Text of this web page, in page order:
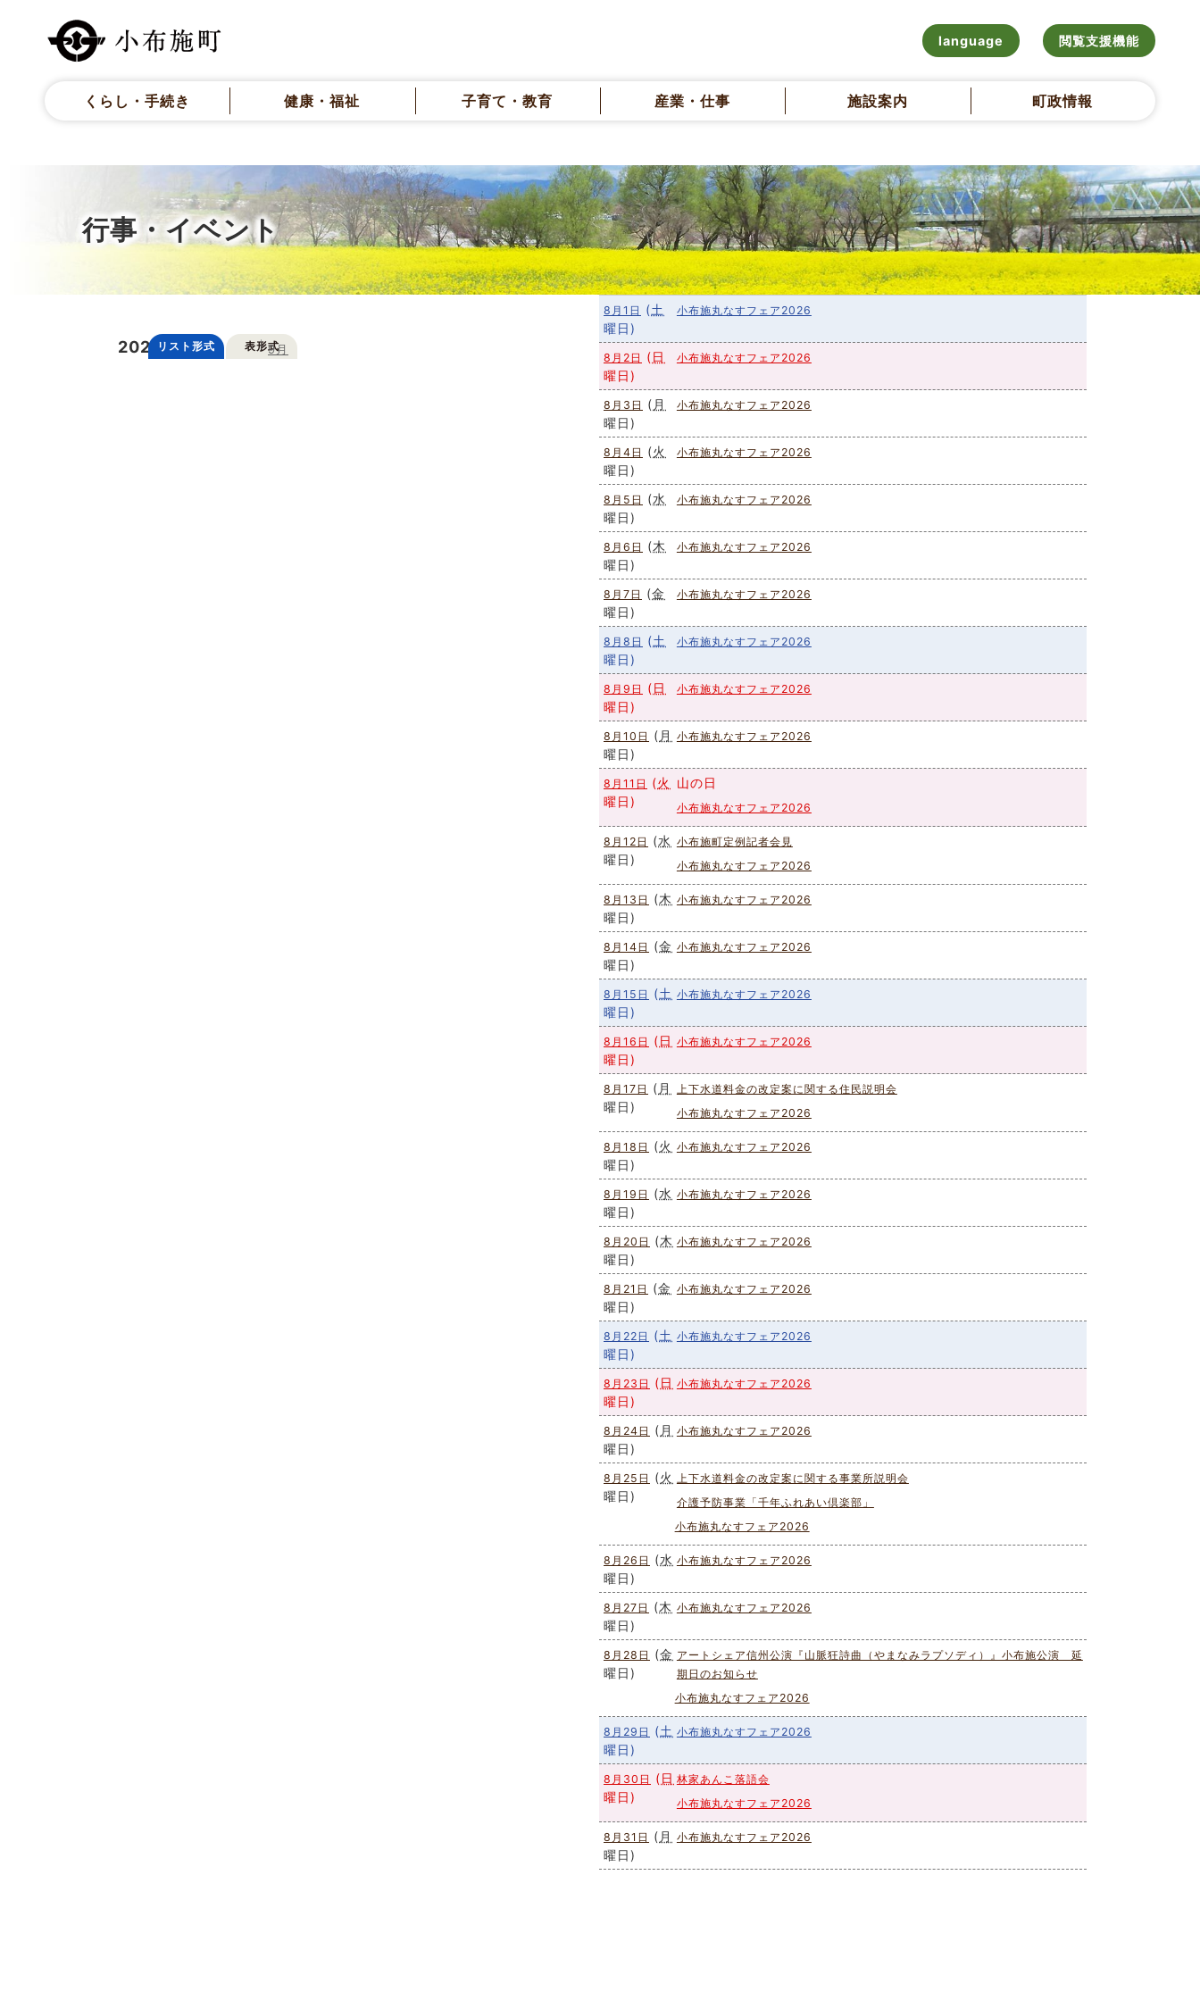
language 閲覧支援機能
くらし・手続き 健康・福祉 子育て・教育 産業・仕事 施設案内 町政情報
行事・イベント
2026年 8月
リスト形式 表形式
7月 9月
8月1日 (土
曜日 )
小布施丸なすフェア2026
8月2日 (日
曜日)
小布施丸なすフェア2026
8月3日 ( 月
曜日 )
小布施丸なすフェア2026
8月4日 (火
曜日 )
小布施丸なすフェア2026
8月5日 (水
曜日 )
小布施丸なすフェア2026
8月6日 (木
曜日 )
小布施丸なすフェア2026
8月7日 (金
曜日 )
小布施丸なすフェア2026
8月8日 (土
曜日 )
小布施丸なすフェア2026
8月9日 (日
曜日)
小布施丸なすフェア2026
8月10日 ( 月
曜日 )
小布施丸なすフェア2026
8月11日 (火
曜日)
山の日
小布施丸なすフェア2026
8月12日 (水
曜日 )
小布施町定例記者会見
小布施丸なすフェア2026
8月13日 (木
曜日 )
小布施丸なすフェア2026
8月14日 (金
曜日 )
小布施丸なすフェア2026
8月15日 (土
曜日 )
小布施丸なすフェア2026
8月16日 (日
曜日)
小布施丸なすフェア2026
8月17日 ( 月
曜日 )
上下水道料金の改定案に関する住民説明会
小布施丸なすフェア2026
8月18日 (火
曜日 )
小布施丸なすフェア2026
8月19日 (水
曜日 )
小布施丸なすフェア2026
8月20日 (木
曜日 )
小布施丸なすフェア2026
8月21日 (金
曜日 )
小布施丸なすフェア2026
8月22日 (土
曜日 )
小布施丸なすフェア2026
8月23日 (日
曜日)
小布施丸なすフェア2026
8月24日 ( 月
曜日 )
小布施丸なすフェア2026
8月25日 (火
曜日 )
上下水道料金の改定案に関する事業所説明会
介護予防事業「千年ふれあい倶楽部」
小布施丸なすフェア2026
8月26日 (水
曜日 )
小布施丸なすフェア2026
8月27日 (木
曜日 )
小布施丸なすフェア2026
8月28日 (金
曜日 )
アートシェア信州公演『山脈狂詩曲（やまなみラプソディ）』小布施公演 延
期日のお知らせ
小布施丸なすフェア2026
8月29日 (土
曜日 )
小布施丸なすフェア2026
8月30日 (日
曜日)
林家あんこ落語会
小布施丸なすフェア2026
8月31日 ( 月
曜日 )
小布施丸なすフェア2026